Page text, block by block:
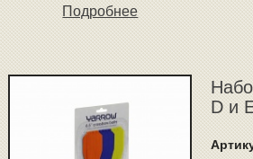
Подробнее
D и